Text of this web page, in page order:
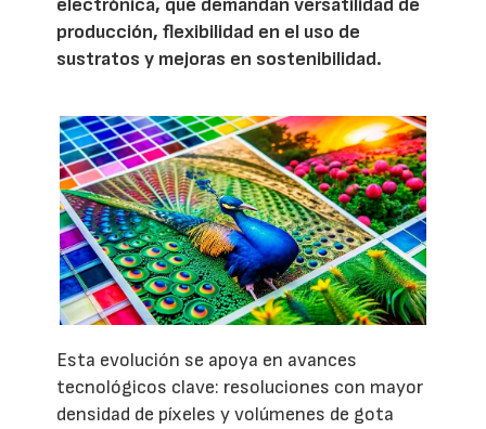
electrónica, que demandan versatilidad de
producción, flexibilidad en el uso de
sustratos y mejoras en sostenibilidad.
Esta evolución se apoya en avances
tecnológicos clave: resoluciones con mayor
densidad de píxeles y volúmenes de gota